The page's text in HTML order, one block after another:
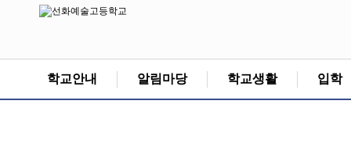
학교안내 알림마당 학교생활 입학